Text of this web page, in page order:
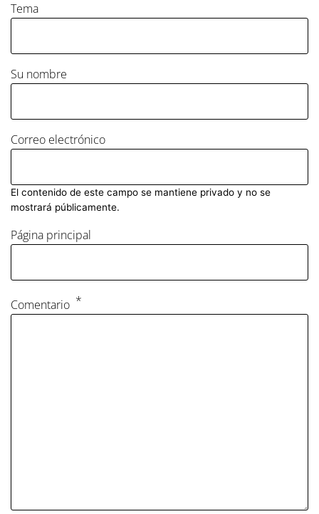
Tema
Su nombre
Correo electrónico
El contenido de este campo se mantiene privado y no se
mostrará públicamente.
Página principal
Comentario